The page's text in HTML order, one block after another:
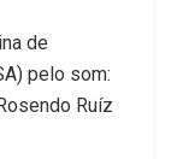
de
pelo som:
Ruíz